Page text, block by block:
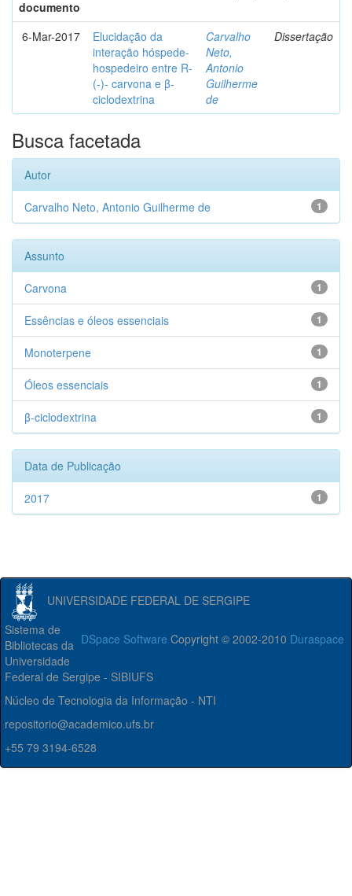
documento
6-Mar-2017
Elucidação da
interação hóspede-
hospedeiro entre R-
(-)- carvona e β-
ciclodextrina
Carvalho
Neto,
Antonio
Guilherme
de
Dissertação
Busca facetada
Autor
1
Carvalho Neto, Antonio Guilherme de
Assunto
1
Carvona
1
Essências e óleos essenciais
1
Monoterpene
1
Óleos essenciais
1
β-ciclodextrina
Data de Publicação
1
2017
UNIVERSIDADE FEDERAL DE SERGIPE
DSpace Software Copyright © 2002-2010 Duraspace
Sistema de
Bibliotecas da
Universidade
Federal de Sergipe - SIBIUFS
Núcleo de Tecnologia da Informação - NTI
repositorio@academico.ufs.br
+55 79 3194-6528